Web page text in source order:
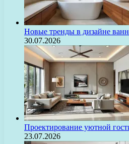
Новые тренды в дизайне
30.07.2026
Проектирование уютной
23.07.2026